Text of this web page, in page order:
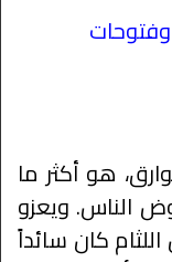
وفتوحات
هو أكثر ما
الناس. ويعزو
كان سائداً